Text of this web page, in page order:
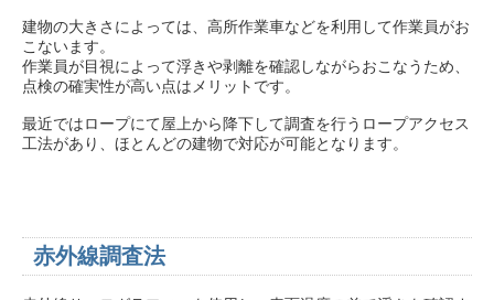
建物の大きさによっては、高所作業車などを利用して作業員がお
こないます。
作業員が目視によって浮きや剥離を確認しながらおこなうため、
点検の確実性が高い点はメリットです。
最近ではロープにて屋上から降下して調査を行うロープアクセス
工法があり、ほとんどの建物で対応が可能となります。
赤外線調査法